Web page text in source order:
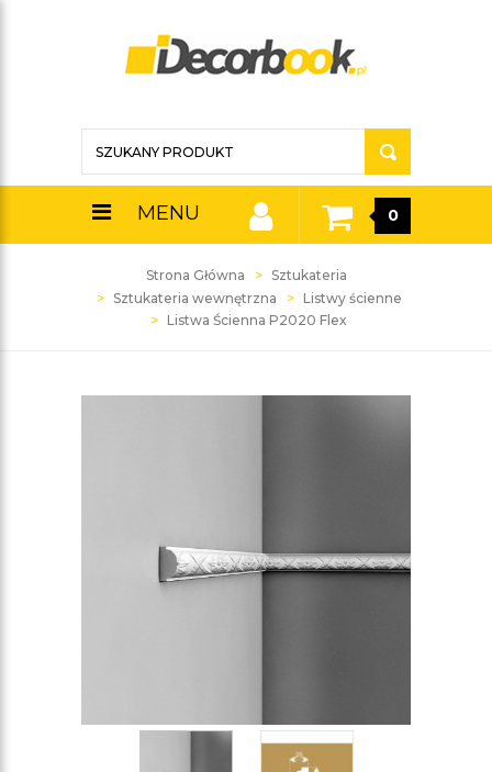
MENU 0
Strona Główna
Sztukateria
Sztukateria wewnętrzna
Listwy ścienne
Listwa Ścienna P2020 Flex